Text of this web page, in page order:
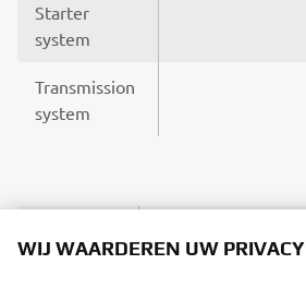
Starter
system
Transmission
system
WIJ WAARDEREN UW PRIVACY